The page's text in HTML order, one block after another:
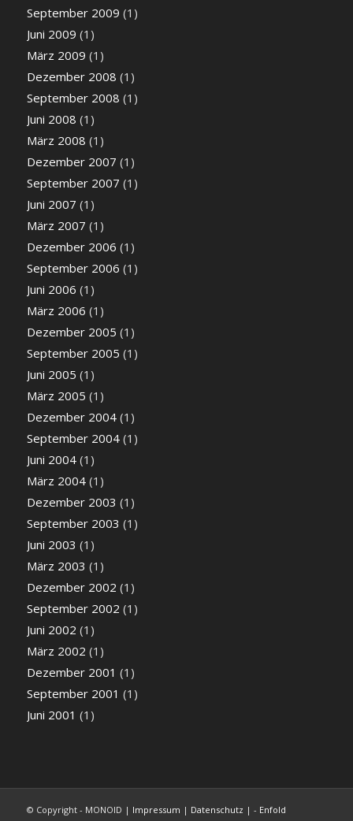
September 2009 (1)
Juni 2009 (1)
März 2009 (1)
Dezember 2008 (1)
September 2008 (1)
Juni 2008 (1)
März 2008 (1)
Dezember 2007 (1)
September 2007 (1)
Juni 2007 (1)
März 2007 (1)
Dezember 2006 (1)
September 2006 (1)
Juni 2006 (1)
März 2006 (1)
Dezember 2005 (1)
September 2005 (1)
Juni 2005 (1)
März 2005 (1)
Dezember 2004(1)
September 2004(1)
Juni 2004(1)
März 2004(1)
Dezember 2003 (1)
September 2003 (1)
Juni 2003 (1)
März 2003 (1)
Dezember 2002 (1)
September 2002 (1)
Juni 2002 (1)
März 2002 (1)
Dezember 2001 (1)
September 2001 (1)
Juni 2001 (1)
© Copyright - MONOID | Impressum | Datenschutz | - Enfold